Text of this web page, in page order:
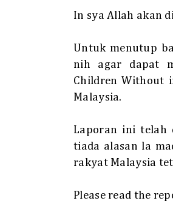
In sya Allah akan
Untuk menutup
nih agar dapat
Children Without
Malaysia.
Laporan ini telah
tiada alasan la
rakyat Malaysia
Please read the